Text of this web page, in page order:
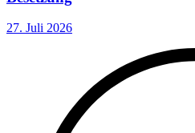
27. Juli 2026